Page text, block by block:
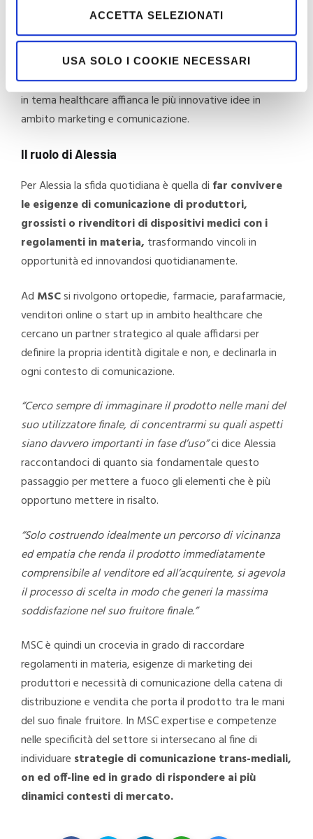
ACCETTA SELEZIONATI
USA SOLO I COOKIE NECESSARI
che orgogliosamente dirige un team di
grafici, comunicatori ed esperti di marketing.
Il suo compito è spesso proprio quello di bilanciare
esigenze diametralmente opposte, in un equilibrio
dinamico e delicato nel quale la expertise di Moretti Spa
in tema healthcare affianca le più innovative idee in
ambito marketing e comunicazione.
Il ruolo di Alessia
Per Alessia la sfida quotidiana è quella di far convivere
le esigenze di comunicazione di produttori,
grossisti o rivenditori di dispositivi medici con i
regolamenti in materia, trasformando vincoli in
opportunità ed innovandosi quotidianamente.
Ad MSCsi rivolgono ortopedie, farmacie, parafarmacie,
venditori online o start up in ambito healthcare che
cercano un partner strategico al quale affidarsi per
definire la propria identità digitale e non, e declinarla in
ogni contesto di comunicazione.
“Cerco sempre di immaginare il prodotto nelle mani del
suo utilizzatore finale, di concentrarmi su quali aspetti
siano davvero importanti in fase d’uso”ci dice Alessia
raccontandoci di quanto sia fondamentale questo
passaggio per mettere a fuoco gli elementi che è più
opportuno mettere in risalto.
“Solo costruendo idealmente un percorso di vicinanza
ed empatia che renda il prodotto immediatamente
comprensibile al venditore ed all’acquirente, si agevola
il processo di scelta in modo che generi la massima
soddisfazione nel suo fruitore finale.”
MSC è quindi un crocevia in grado di raccordare
regolamenti in materia, esigenze di marketing dei
produttori e necessità di comunicazione della catena di
distribuzione e vendita che porta il prodotto tra le mani
del suo finale fruitore. In MSC expertise e competenze
nelle specificità del settore si intersecano al fine di
individuare strategie di comunicazione trans-mediali,
on ed off-line ed in grado di rispondere ai più
dinamici contesti di mercato.